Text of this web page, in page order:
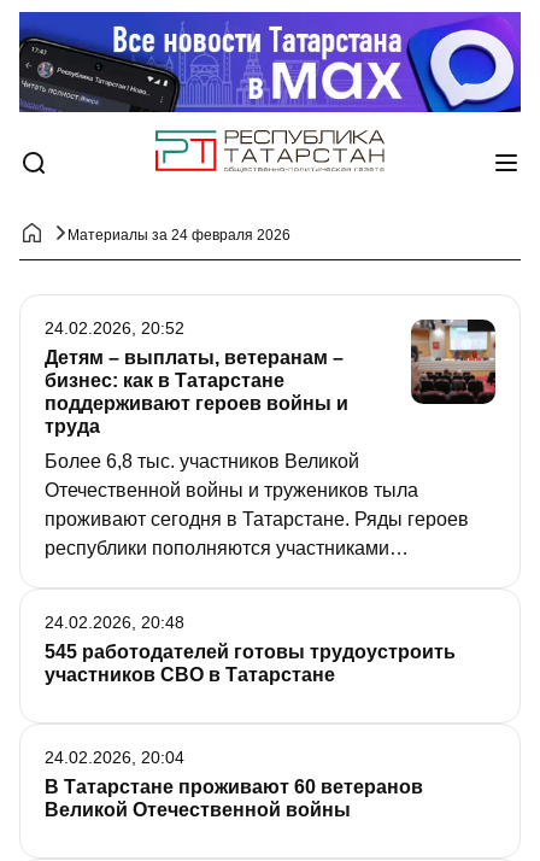
Материалы за 24 февраля 2026
Детям – выплаты, ветеранам –
бизнес: как в Татарстане
поддерживают героев войны и
труда
Более 6,8 тыс. участников Великой
Отечественной войны и тружеников тыла
проживают сегодня в Татарстане. Ряды героев
республики пополняются участниками
О том, какой заботой их окружат в Год воинской и
трудовой доблести, рассказали журналистам на
24.02.2026, 20:52
545 работодателей готовы трудоустроить
участников СВО в Татарстане
24.02.2026, 20:48
В Татарстане проживают 60 ветеранов
Великой Отечественной войны
24.02.2026, 20:04